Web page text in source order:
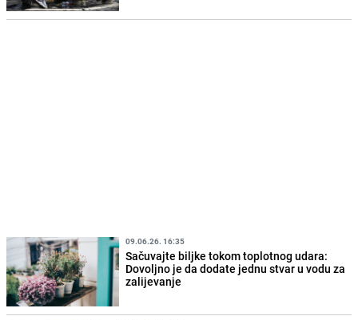
09.06.26. 16:35
Sačuvajte biljke tokom toplotnog udara:
Dovoljno je da dodate jednu stvar u vodu za
zalijevanje